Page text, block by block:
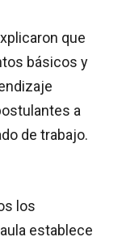
que
básicos y
a
de trabajo.
los
establece